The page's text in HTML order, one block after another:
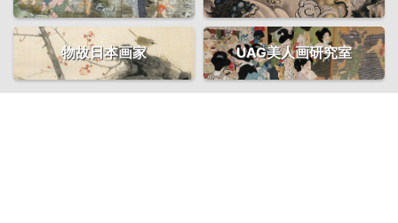
物故日本画家 UAG美人画研究室